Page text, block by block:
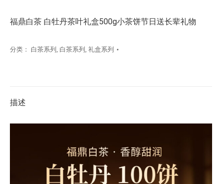
福鼎白茶 白牡丹茶叶礼盒500g小茶饼节日送长辈礼物
分类： 白茶系列 , 白茶系列 , 礼盒系列
描述